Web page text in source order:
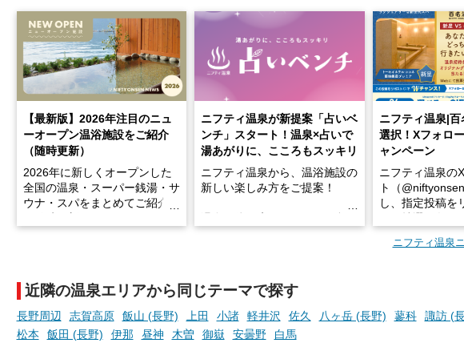
【最新版】2026年注目のニュ
ーオープン温浴施設をご紹介
（随時更新）
2026年に新しくオープンした
全国の温泉・スーパー銭湯・サ
ウナ・スパをまとめてご紹介！
います。
現地取材記事もあわせて紹介し
ていますので、気になる施設は
ぜひチェックして次のおでかけ
ニフティ温泉が新提案「占いベ
ンチ」スタート！温泉×占いで
湯あがりに、こころもスッキリ
ニフティ温泉から、温浴施設の
新しい楽しみ方をご提案！
手相やタロットなど気軽に楽し
める占いで、“ととのう”おふろ
時間を、もっと特別に。
ニフティ温泉|
選択！Xフォロ
ャンペーン
ニフティ温泉の
ト（
し、指定投稿を
GIFT500円分を
ニフティ温泉
近隣の温泉エリアから同じテーマで探す
長野周辺 志賀高原 飯山 (長野) 上田 小諸 軽井沢 佐久 八ヶ岳 (長野) 蓼科 諏訪 (
松本
飯田 (長野) 伊那 昼神 木曽 御嶽 安曇野 白馬